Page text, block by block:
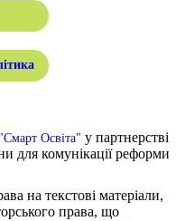
Освіта" у партнерстві
для комунікації реформи
на текстові матеріали,
права, що